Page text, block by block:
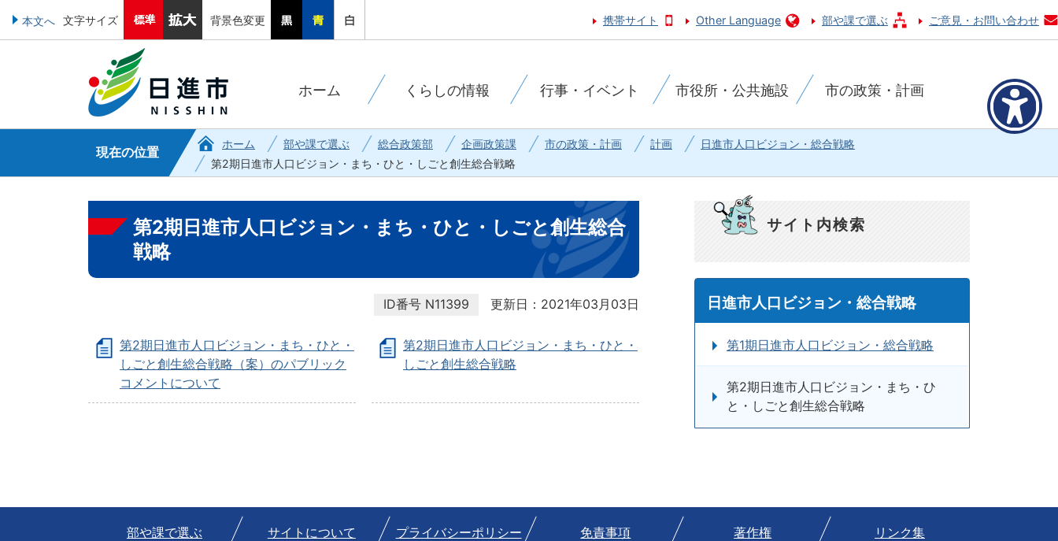
本文へ 文字サイズ 背景色変更 携帯サイト Other Language 部や課で選ぶ ご意見・お問い合わせ
ホーム くらしの情報 行事・イベント 市役所・公共施設 市の政策・計画
現在の位置
ホーム 部や課で選ぶ 総合政策部 企画政策課 市の政策・計画 計画
日進市人口ビジョン・総合戦略
第2期日進市人口ビジョン・まち・ひと・しごと創生総合戦略
第2期日進市人口ビジョン・まち・ひと・しごと創生総合
戦略
ID番号 N11399 更新日：2021年03月03日
第2期日進市人口ビジョン・まち・ひと・
しごと創生総合戦略（案）のパブリック
コメントについて
第2期日進市人口ビジョン・まち・ひと・
しごと創生総合戦略
サイト内検索
日進市人口ビジョン・総合戦略
第1期日進市人口ビジョン・総合戦略
第2期日進市人口ビジョン・まち・ひ
と・しごと創生総合戦略
部や課で選ぶ サイトについて プライバシーポリシー 免責事項 著作権 リンク集